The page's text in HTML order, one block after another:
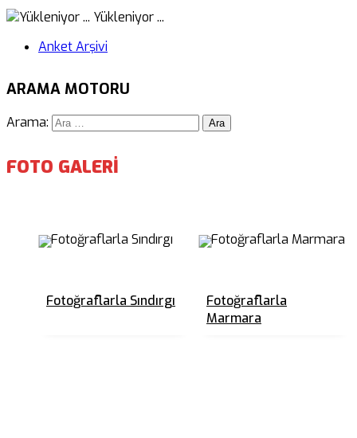
Yükleniyor ...
Anket Arşivi
ARAMA MOTORU
Arama:
FOTO GALERİ
Fotoğraflarla Sındırgı
Fotoğraflarla
Marmara